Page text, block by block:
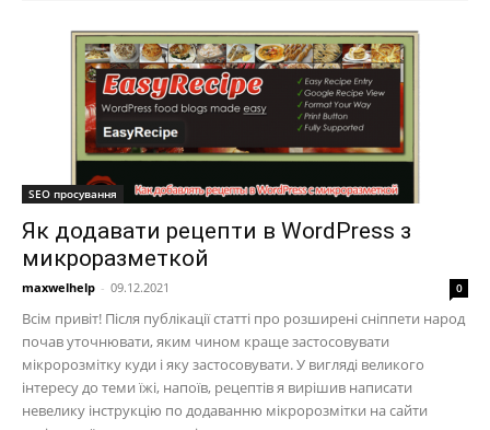
SEO просування
Як додавати рецепти в WordPress з
микроразметкой
maxwelhelp - 09.12.2021 0
Всім привіт! Після публікації статті про розширені сніппети народ
почав уточнювати, яким чином краще застосовувати
мікророзмітку куди і яку застосовувати. У вигляді великого
інтересу до теми їжі, напоїв, рецептів я вирішив написати
невелику інструкцію по додаванню мікророзмітки на сайти